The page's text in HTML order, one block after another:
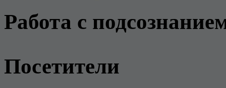
Работа с
Посетители